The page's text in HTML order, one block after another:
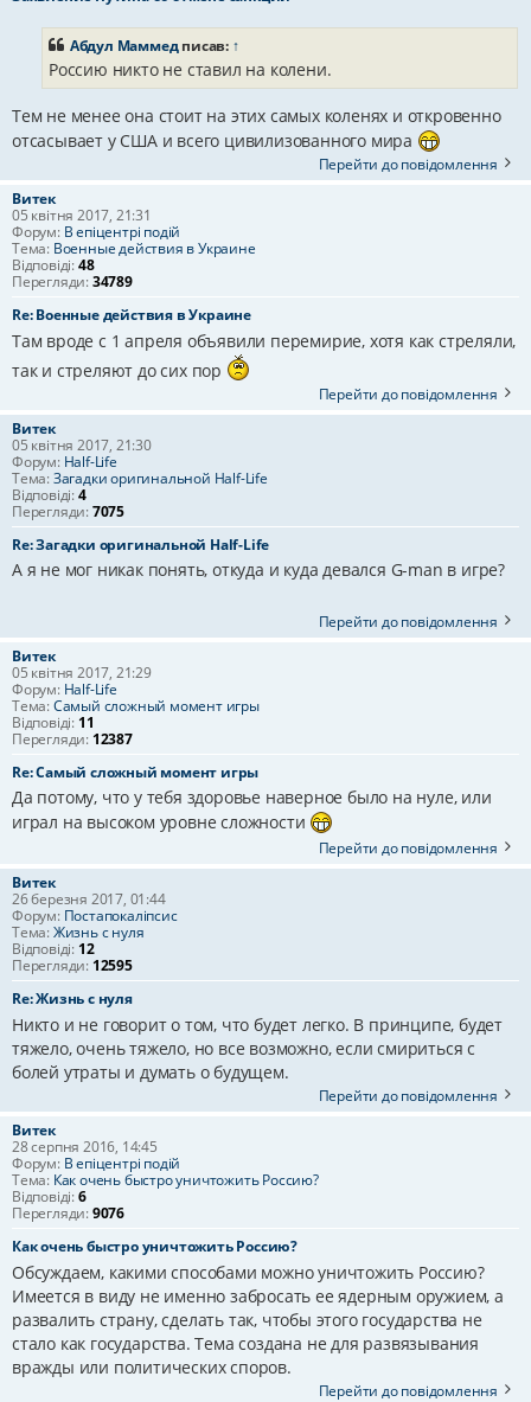
Абдул Маммедписав: ↑
Россию никто не ставил на колени.
Тем не менее она стоит на этих самых коленях и откровенно
отсасывает у США и всего цивилизованного мира
Перейти до повідомлення
Витек
05 квітня 2017, 21:31
Форум: В епіцентрі подій
Тема: Военные действия в Украине
Відповіді:48
Перегляди:34789
Re: Военные действия в Украине
Там вроде с 1 апреля объявили перемирие, хотя как стреляли,
так и стреляют до сих пор
Перейти до повідомлення
Витек
05 квітня 2017, 21:30
Форум: Half-Life
Тема:Загадки оригинальной Half-Life
Відповіді:4
Перегляди:7075
Re: Загадки оригинальной Half-Life
А я не мог никак понять, откуда и куда девался G-man в игре?
Перейти до повідомлення
Витек
05 квітня 2017, 21:29
Форум: Half-Life
Тема:Самый сложный момент игры
Відповіді: 11
Перегляди: 12387
Re: Самый сложный момент игры
Да потому, что у тебя здоровье наверное было на нуле, или
играл на высоком уровне сложности
Перейти до повідомлення
Витек
26 березня 2017, 01:44
Форум: Постапокаліпсис
Тема:Жизнь с нуля
Відповіді: 12
Перегляди: 12595
Re: Жизнь с нуля
Никто и не говорит о том, что будет легко. В принципе, будет
тяжело, очень тяжело, но все возможно, если смириться с
болей утраты и думать о будущем.
Перейти до повідомлення
Витек
28 серпня 2016, 14:45
Форум: В епіцентрі подій
Тема: Как очень быстро уничтожить Россию?
Відповіді:6
Перегляди:9076
Как очень быстро уничтожить Россию?
Обсуждаем, какими способами можно уничтожить Россию?
Имеется в виду не именно забросать ее ядерным оружием, а
развалить страну, сделать так, чтобы этого государства не
стало как государства. Тема создана не для развязывания
вражды или политических споров.
Перейти до повідомлення